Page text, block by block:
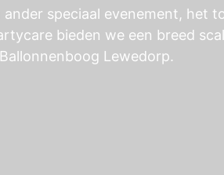
speciaal evenement, het
bieden we een breed
Lewedorp.